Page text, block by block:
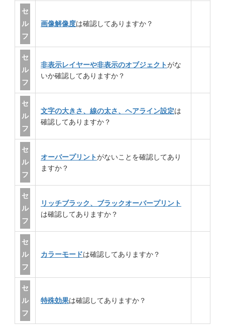
セ
ル
フ
画像解像度は確認してありますか？
セ
ル
フ
非表示レイヤーや非表示のオブジェクトがな
いか確認してありますか？
セ
ル
フ
文字の大きさ、線の太さ、ヘアライン設定は
確認してありますか？
セ
ル
フ
オーバープリントがないことを確認してあり
ますか？
セ
ル
フ
リッチブラック、ブラックオーバープリント
は確認してありますか？
セ
ル
フ
カラーモードは確認してありますか？
セ
ル
フ
特殊効果は確認してありますか？